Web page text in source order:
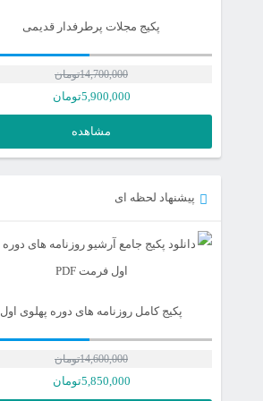
پکیج مجلات پرطرفدار قدیمی
14,700,000تومان
5,900,000تومان
مشاهده
پیشنهاد لحظه ای
پکیج کامل روزنامه های دوره پهلوی اول
14,600,000تومان
5,850,000تومان